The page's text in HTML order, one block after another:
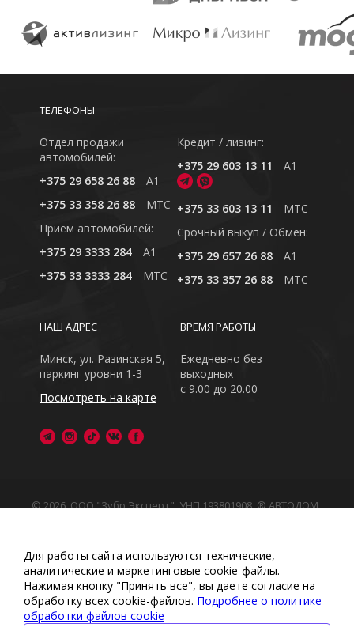
ТЕЛЕФОНЫ
Отдел продажи
автомобилей:
+375 29 658 26 88
A1
+375 33 358 26 88
MTC
Приём автомобилей:
+375 29 3333 284
A1
+375 33 3333 284
MTC
Кредит / лизинг:
+375 29 603 13 11
A1
+375 33 603 13 11
MTC
Cрочный выкуп / Обмен:
+375 29 657 26 88
A1
+375 33 357 26 88
MTC
ВРЕМЯ РАБОТЫ
Ежедневно без
выходных
с 9.00 до 20.00
НАШ АДРЕС
Минск, ул. Разинская 5,
паркинг уровни 1-3
Посмотреть на карте
© 2026, ООО "Зубр Эксперт", УНП 193801908. ® АВТОДОМ
сайт носит исключительно информационный характер
Любое использование либо копирование материалов
или подборки материалов сайта, элементов дизайна и
оформления запрещено
Политика обработки персональных данных
Для работы сайта используются технические,
аналитические и маркетинговые сооkіе-файлы.
Нажимая кнопку "Принять все", вы даете согласие на
обработку всех cookie-файлов. Подробнее о политике
обработки файлов cookie